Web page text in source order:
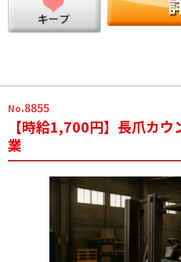
No.8855
【時給1,700円】長爪カ
業